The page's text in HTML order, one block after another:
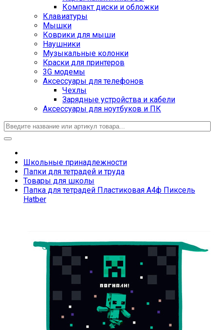
Компакт диски и обложки
Клавиатуры
Мышки
Коврики для мыши
Наушники
Музыкальные колонки
Краски для принтеров
3G модемы
Аксессуары для телефонов
Чехлы
Зарядные устройства и кабели
Аксессуары для ноутбуков и ПК
Школьные принадлежности
Папки для тетрадей и труда
Товары для школы
Папка для тетрадей Пластиковая А4ф Пиксель
Hatber